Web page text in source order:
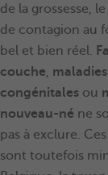
de la grossesse,
de contagion au
bel et bien réel.
couche maladies
congénitales ou
nouveau-né ne
pas à exclure.
sont toutefois